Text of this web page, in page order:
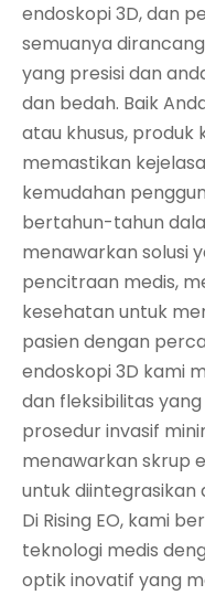
endoskopi 3D, dan
semuanya
yang presisi dan
dan bedah. Baik
atau khusus, produk
memastikan
kemudahan
bertahun-tahun
menawarkan solusi
pencitraan medis,
kesehatan untuk
pasien dengan
endoskopi 3D kami
dan fleksibilitas
prosedur invasif
menawarkan skrup
untuk diintegrasikan
Di Rising EO, kami
teknologi medis
optik inovatif yang